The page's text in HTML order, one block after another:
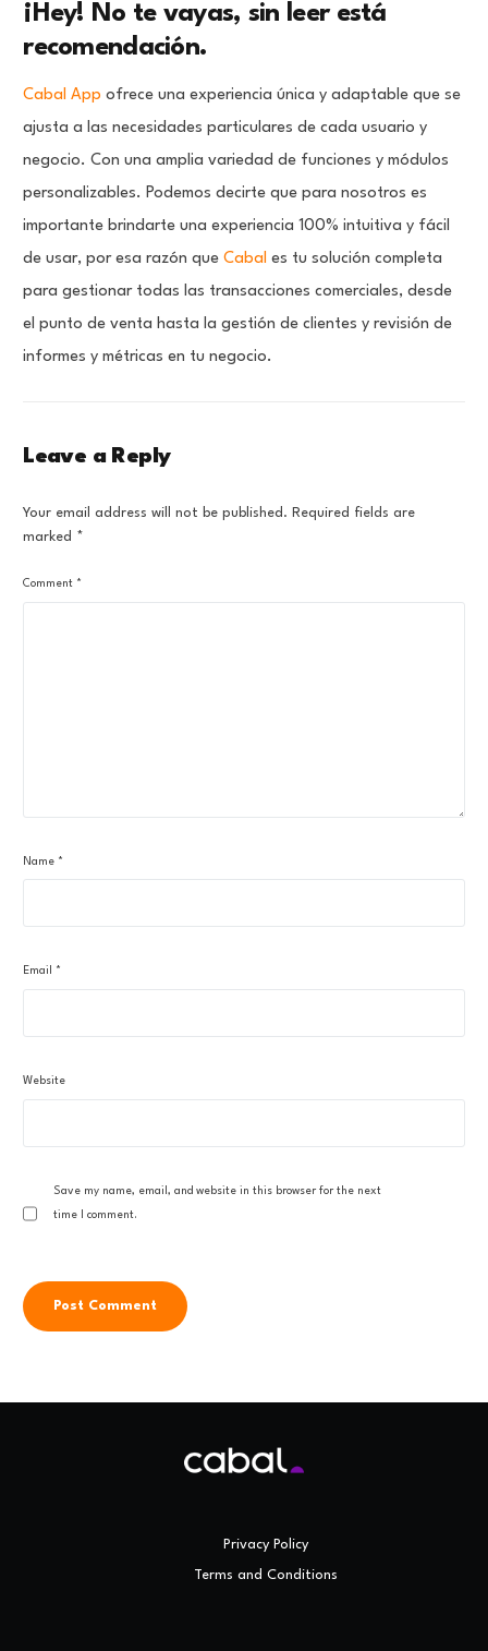
¡Hey! No te vayas, sin leer está
recomendación.
Cabal App ofrece una experiencia única y adaptable que se
ajusta a las necesidades particulares de cada usuario y
negocio. Con una amplia variedad de funciones y módulos
personalizables. Podemos decirte que para nosotros es
importante brindarte una experiencia 100% intuitiva y fácil
de usar, por esa razón queCabal es tu solución completa
para gestionar todas las transacciones comerciales, desde
el punto de venta hasta la gestión de clientes y revisión de
informes y métricas en tu negocio.
Leave a Reply
Your email address will not be published. Required fields are
marked
*
Comment *
Name *
Email *
Website
Save my name, email, and website in this browser for the next
time I comment.
Privacy Policy
Terms and Conditions